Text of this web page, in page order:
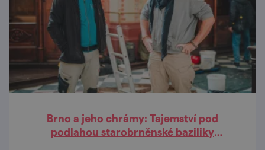
Brno a jeho chrámy: Tajemství pod
podlahou starobrněnské baziliky